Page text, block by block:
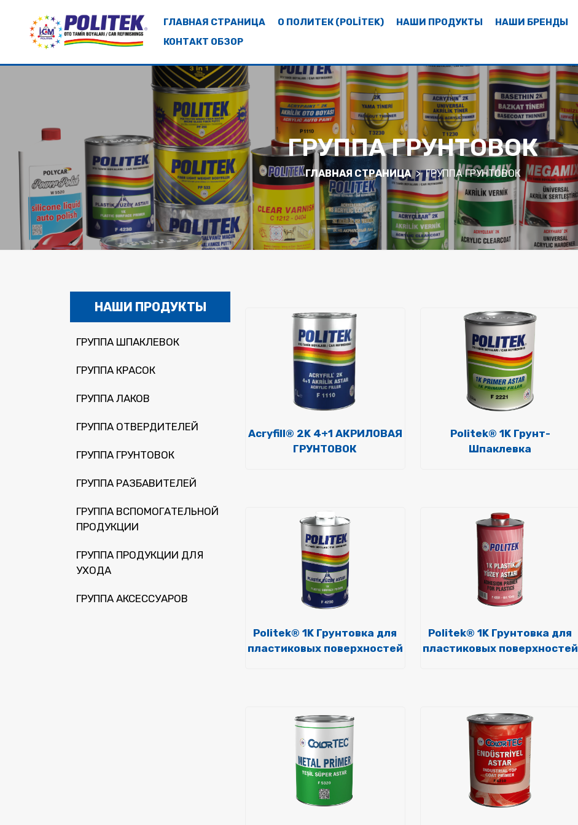
ГЛАВНАЯ СТРАНИЦА О ПОЛИТЕК (POLİTEK) НАШИ ПРОДУКТЫ НАШИ БРЕНДЫ
КОНТАКТ ОБЗОР
ГЛАВНАЯ СТРАНИЦА
НАШИ БРЕНДЫ
УСТОЙЧИВОСТЬ
КОНТАКТ ОБЗОР
ГРУППА ГРУНТОВОК
ГЛАВНАЯ СТРАНИЦА ГРУППА ГРУНТОВОК
НАШИ ПРОДУКТЫ
ГРУППА ШПАКЛЕВОК
ГРУППА КРАСОК
ГРУППА ЛАКОВ
ГРУППА ОТВЕРДИТЕЛЕЙ
ГРУППА ГРУНТОВОК
ГРУППА РАЗБАВИТЕЛЕЙ
ГРУППА ВСПОМОГАТЕЛЬНОЙ
ПРОДУКЦИИ
ГРУППА ПРОДУКЦИИ ДЛЯ
УХОДА
ГРУППА АКСЕССУАРОВ
Acryfill® 2K 4+1 АКРИЛОВАЯ
ГРУНТОВОК
Politek® 1K Грунт-
Шпаклевка
Politek® 1K Грунтовка для
пластиковых поверхностей
Politek® 1K Грунтовка для
пластиковых поверхностей